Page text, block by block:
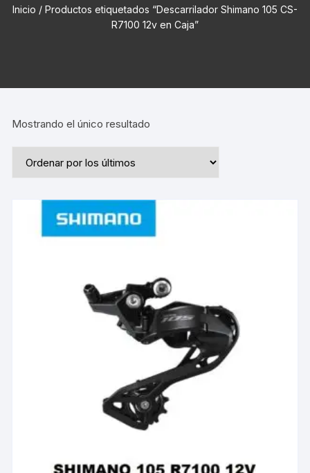
Inicio / Productos etiquetados “Descarrilador Shimano 105 CS-
R7100 12v en Caja”
Mostrando el único resultado